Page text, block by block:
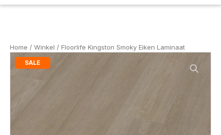
Home / Winkel / Floorlife Kingston Smoky Eiken Laminaat
SALE